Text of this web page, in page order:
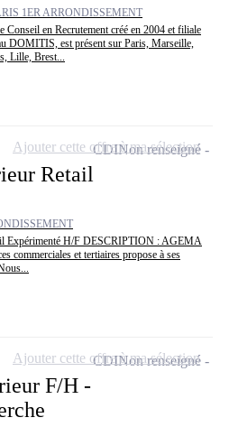
1ER ARRONDISSEMENT
en Recrutement créé en 2004 et filiale
DOMITIS, est présent sur Paris, Marseille,
Lille, Brest...
Retail
Expérimenté H/F DESCRIPTION : AGEMA
commerciales et tertiaires propose à ses
CDINon renseigné
Ajouter cette offre à ma sélection
F/H -
CDINon renseigné
Ajouter cette offre à ma sélection